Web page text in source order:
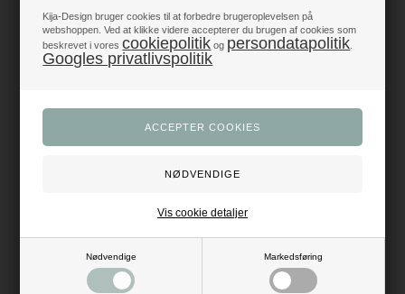
Kija-Design bruger cookies til at forbedre brugeroplevelsen på
webshoppen. Ved at klikke videre accepterer du brugen af cookies som
beskrevet i vorescookiepolitik og persondatapolitik
Googles privatlivspolitik
Nødvendige Markedsføring
Vis cookie detaljer
Trustpilot 5/5 - Fremragende
+1200 glade anmeldelser
Dansk webshop
- med hurtig levering
Anmeldelser